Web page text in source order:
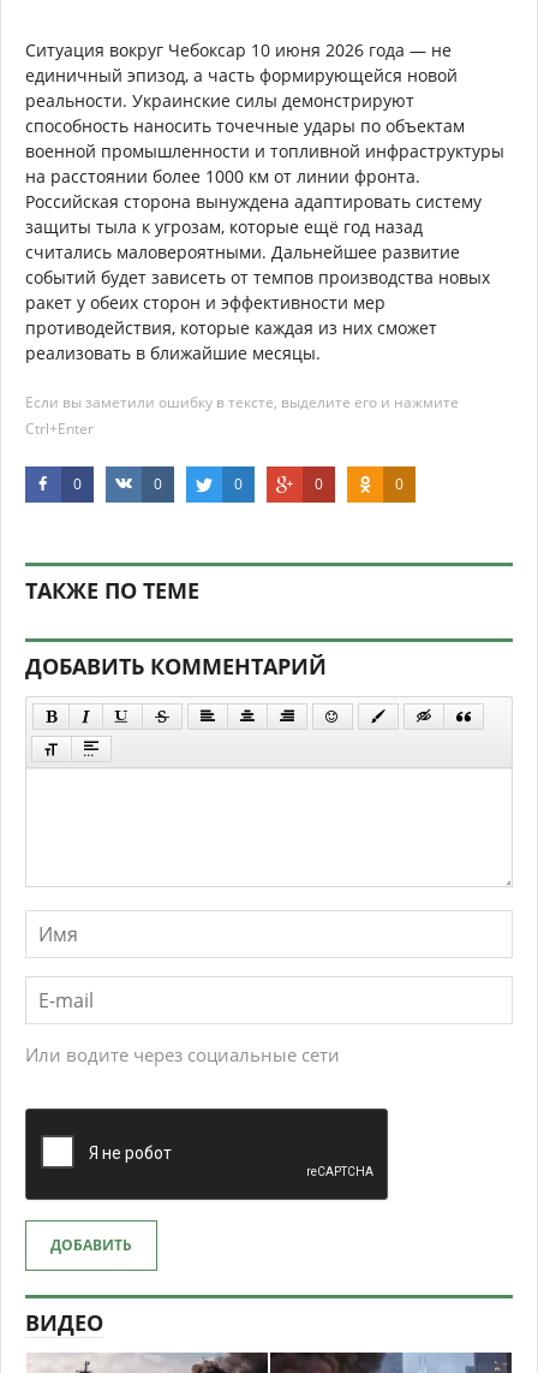
Ситуация вокруг Чебоксар 10 июня 2026 года — не
единичный эпизод, а часть формирующейся новой
реальности. Украинские силы демонстрируют
способность наносить точечные удары по объектам
военной промышленности и топливной инфраструктуры
на расстоянии более 1000 км от линии фронта.
Российская сторона вынуждена адаптировать систему
защиты тыла к угрозам, которые ещё год назад
считались маловероятными. Дальнейшее развитие
событий будет зависеть от темпов производства новых
ракет у обеих сторон и эффективности мер
противодействия, которые каждая из них сможет
реализовать в ближайшие месяцы.
Если вы заметили ошибку в тексте, выделите его и нажмите
Ctrl+Enter
0 0 0 0 0
ТАКЖЕ ПО ТЕМЕ
ДОБАВИТЬ КОММЕНТАРИЙ
Или водите через социальные сети
ДОБАВИТЬ
ВИДЕО